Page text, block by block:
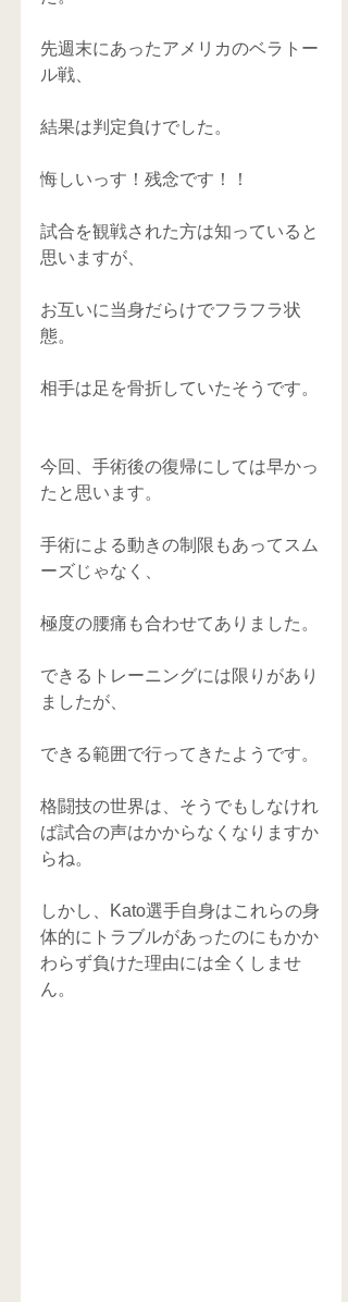
先週末にあったアメリカのベラトー
ル戦、
結果は判定負けでした。
悔しいっす！残念です！！
試合を観戦された方は知っていると
思いますが、
お互いに当身だらけでフラフラ状
態。
相手は足を骨折していたそうです。
今回、手術後の復帰にしては早かっ
たと思います。
手術による動きの制限もあってスム
ーズじゃなく、
極度の腰痛も合わせてありました。
できるトレーニングには限りがあり
ましたが、
できる範囲で行ってきたようです。
格闘技の世界は、そうでもしなけれ
ば試合の声はかからなくなりますか
らね。
しかし、Kato選手自身はこれらの身
体的にトラブルがあったのにもかか
わらず負けた理由には全くしませ
ん。